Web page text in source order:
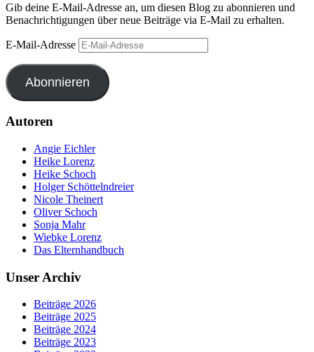
Gib deine E-Mail-Adresse an, um diesen Blog zu abonnieren und
Benachrichtigungen über neue Beiträge via E-Mail zu erhalten.
E-Mail-Adresse
Abonnieren
Autoren
Angie Eichler
Heike Lorenz
Heike Schoch
Holger Schöttelndreier
Nicole Theinert
Oliver Schoch
Sonja Mahr
Wiebke Lorenz
Das Elternhandbuch
Unser Archiv
Beiträge 2026
Beiträge 2025
Beiträge 2024
Beiträge 2023